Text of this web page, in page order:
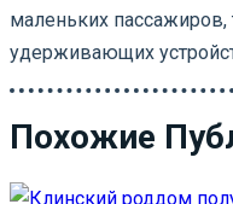
маленьких пассажиров,
удерживающих
Похожие